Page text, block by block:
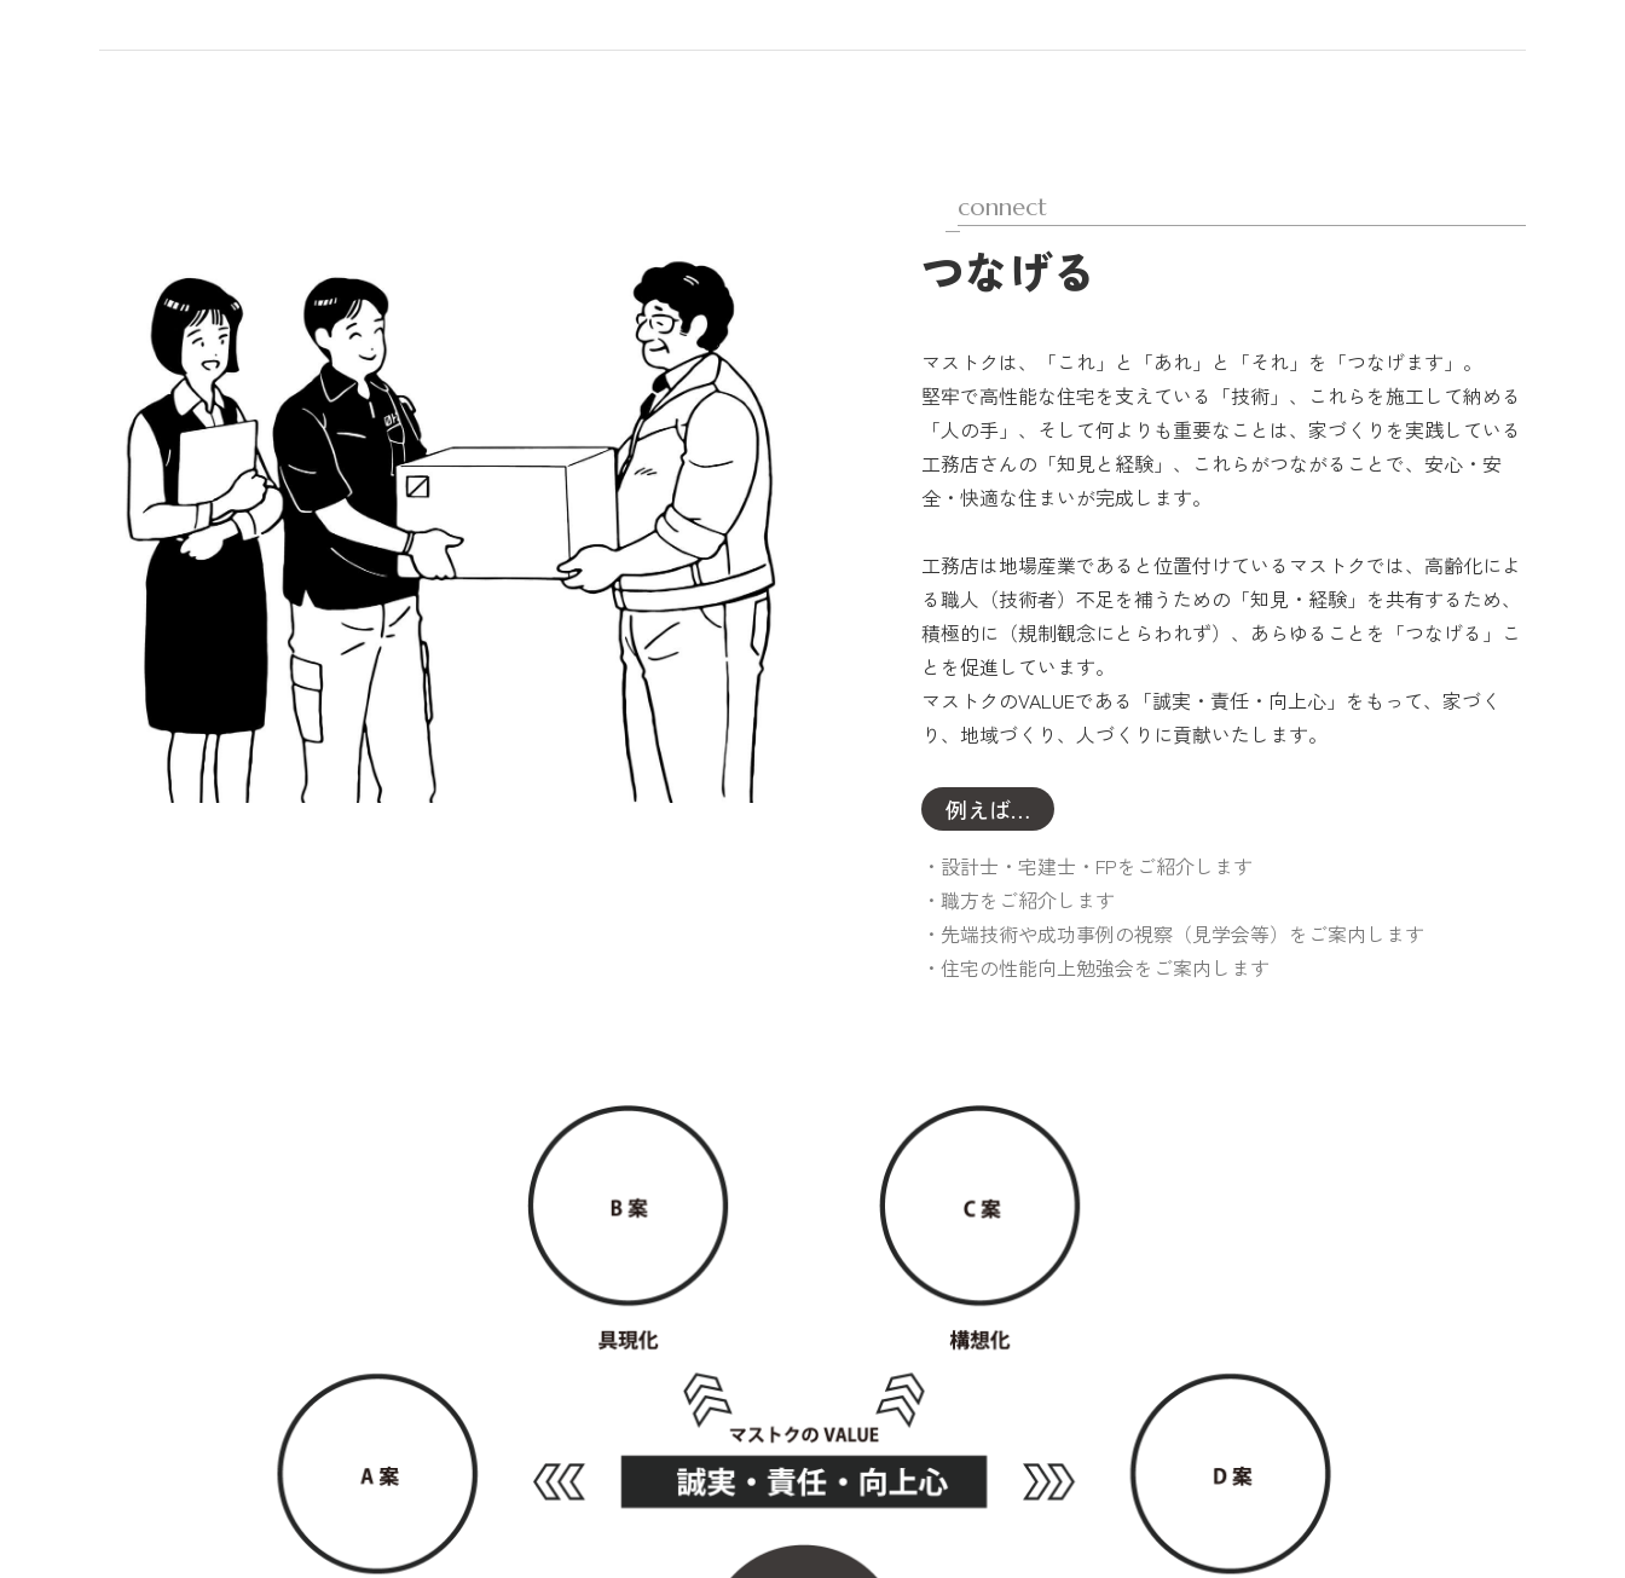
connect
つなげる
マストクは、「これ」と「あれ」と「それ」を「つなげます」。
堅牢で高性能な住宅を支えている「技術」、これらを施工して納める
「人の手」、そして何よりも重要なことは、家づくりを実践している
工務店さんの「知見と経験」、これらがつながることで、安心・安
全・快適な住まいが完成します。
工務店は地場産業であると位置付けているマストクでは、高齢化によ
る職人（技術者）不足を補うための「知見・経験」を共有するため、
積極的に（規制観念にとらわれず）、あらゆることを「つなげる」こ
とを促進しています。
マストクのVALUEである「誠実・責任・向上心」をもって、家づく
り、地域づくり、人づくりに貢献いたします。
例えば…
設計士・宅建士・FPをご紹介します
職方をご紹介します
先端技術や成功事例の視察（見学会等）をご案内します
住宅の性能向上勉強会をご案内します